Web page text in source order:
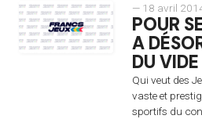
— 18 avril
POUR
A
DU VIDE
Qui veut des
vaste et
sportifs du